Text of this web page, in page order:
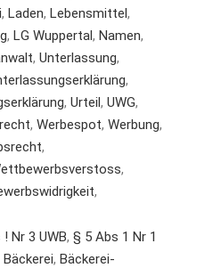
, Laden, Lebensmittel,
, LG Wuppertal, Namen,
, Unterlassung,
,
, Urteil, UWG,
, Werbespot, Werbung,
,
,
,
Nr 3 UWB, § 5 Abs 1 Nr 1
Bäckerei, Bäckerei-